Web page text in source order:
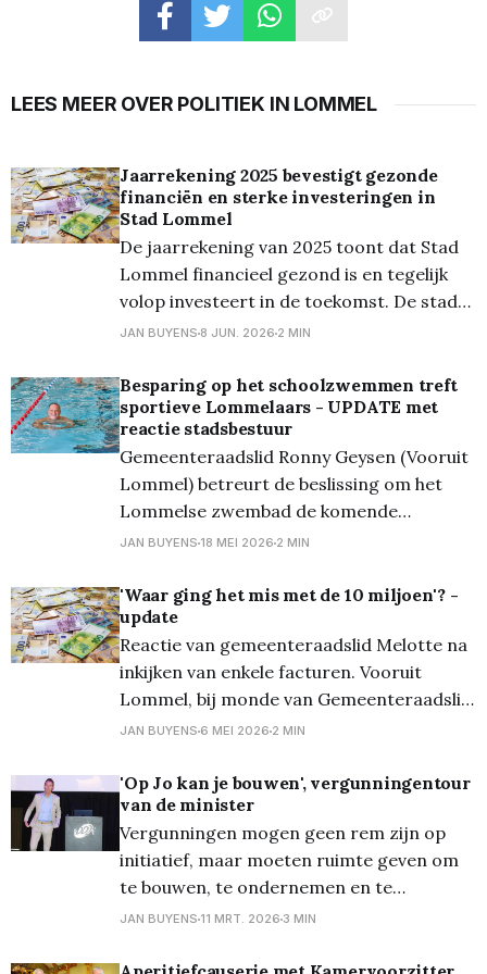
LEES MEER OVER POLITIEK IN LOMMEL
Jaarrekening 2025 bevestigt gezonde
financiën en sterke investeringen in
Stad Lommel
De jaarrekening van 2025 toont dat Stad
Lommel financieel gezond is en tegelijk
volop investeert in de toekomst. De stad
sloot het jaar af met een spaarpot van
werd er ook voor 25 miljoen euro
geïnvesteerd. “De jaarrekening bevestigt
dat Lommel financieel gezond is
JAN BUYENS 8 JUN. 2026 2 MIN
Besparing op het schoolzwemmen treft
sportieve Lommelaars - UPDATE met
reactie stadsbestuur
Gemeenteraadslid Ronny Geysen (Vooruit
Lommel) betreurt de beslissing om het
Lommelse zwembad de komende
maanden pas om 10 uur te openen. Die
stad Lommel op het schoolzwemmen en
treft ook inwoners die ’s morgens graag
enkele baantjes trekken. De stad besliste
om het
JAN BUYENS 18 MEI 2026 2 MIN
'Waar ging het mis met de 10 miljoen'? -
update
Reactie van gemeenteraadslid Melotte na
inkijken van enkele facturen. Vooruit
Lommel, bij monde van Gemeenteraadslid
Jean-Jacques Melotte (Vooruit Lommel)
via inzagerecht bekwam. Zo is er een
factuur van liefst 7.130,55 euro voor twee
overnachtingen van het CD&V-
stadsbestuur
JAN BUYENS 6 MEI 2026 2 MIN
'Op Jo kan je bouwen', vergunningentour
van de minister
Vergunningen mogen geen rem zijn op
initiatief, maar moeten ruimte geven om
te bouwen, te ondernemen en te
investeren in Vlaanderen. Onze
koninginnenstuk van deze Vlaamse
JAN BUYENS 11 MRT. 2026 3 MIN